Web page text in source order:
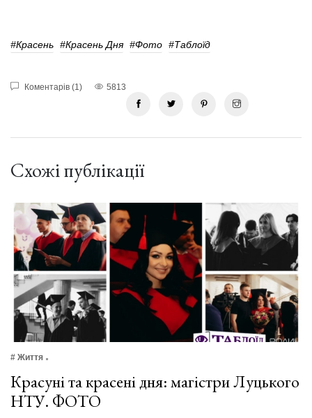
#красень #красень Дня #фото #таблоїд
Коментарів (1) 5813
Схожі публікації
# Життя
Красуні та красені дня: магістри Луцького
НТУ. ФОТО